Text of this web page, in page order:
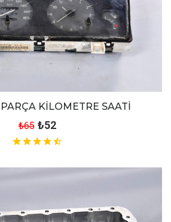
KİLOMETRE SAATİ
₺65 ₺52